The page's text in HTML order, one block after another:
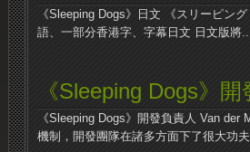
《Sleeping Dogs》日文 《スリーピン
語、一部分香港字、字幕日文 日文版將
《Sleeping Dogs》
《Sleeping Dogs》開發負責人 Van
機制，開發團隊在諸多方面下了很大功